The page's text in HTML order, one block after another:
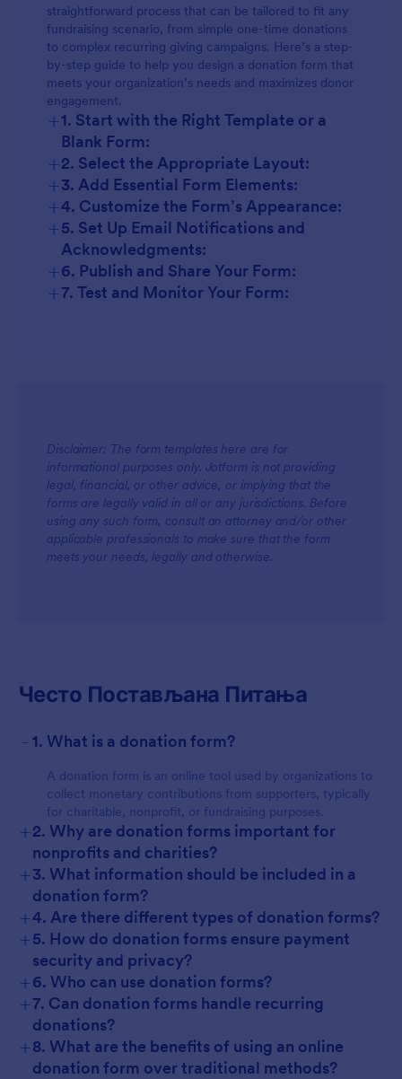
Event Sponsorship Forms:
Recurring Donation Forms:
Crowdfunding Forms:
Memorial or Tribute Donation Forms:
straightforward process that can be tailored to fit any
fundraising scenario, from simple one-time donations
to complex recurring giving campaigns. Here’s a step-
by-step guide to help you design a donation form that
meets your organization’s needs and maximizes donor
engagement.
+1. Start with the Right Template or a
Blank Form:
+2. Select the Appropriate Layout:
+3. Add Essential Form Elements:
+4. Customize the Form’s Appearance:
+5. Set Up Email Notifications and
Acknowledgments:
+6. Publish and Share Your Form:
+7. Test and Monitor Your Form:
Disclaimer: The form templates here are for
informational purposes only. Jotform is not providing
legal, financial, or other advice, or implying that the
forms are legally valid in all or any jurisdictions. Before
using any such form, consult an attorney and/or other
applicable professionals to make sure that the form
meets your needs, legally and otherwise.
Често Постављана Питања
- 1. What is a donation form?
A donation form is an online tool used by organizations to
collect monetary contributions from supporters, typically
for charitable, nonprofit, or fundraising purposes.
+2. Why are donation forms important for
nonprofits and charities?
+3. What information should be included in a
donation form?
+4. Are there different types of donation forms?
+5. How do donation forms ensure payment
security and privacy?
+6. Who can use donation forms?
+7. Can donation forms handle recurring
donations?
+8. What are the benefits of using an online
donation form over traditional methods?